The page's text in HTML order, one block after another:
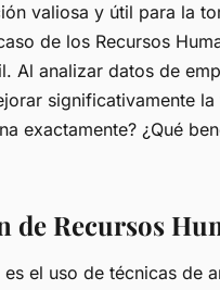
valiosa y útil para la
de los Recursos
Al analizar datos de
significativamente la
exactamente? ¿Qué
de Recursos
es el uso de técnicas de